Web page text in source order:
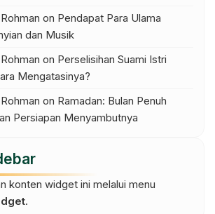
on Pendapat Para Ulama
dan Musik
on Perselisihan Suami Istri
Mengatasinya?
on Ramadan: Bulan Penuh
Persiapan Menyambutnya
konten widget ini melalui menu
.